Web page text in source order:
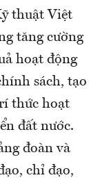
thuật Việt
tăng cường
hoạt động
sách, tạo
thức hoạt
đất nước.
đoàn và
chỉ đạo,